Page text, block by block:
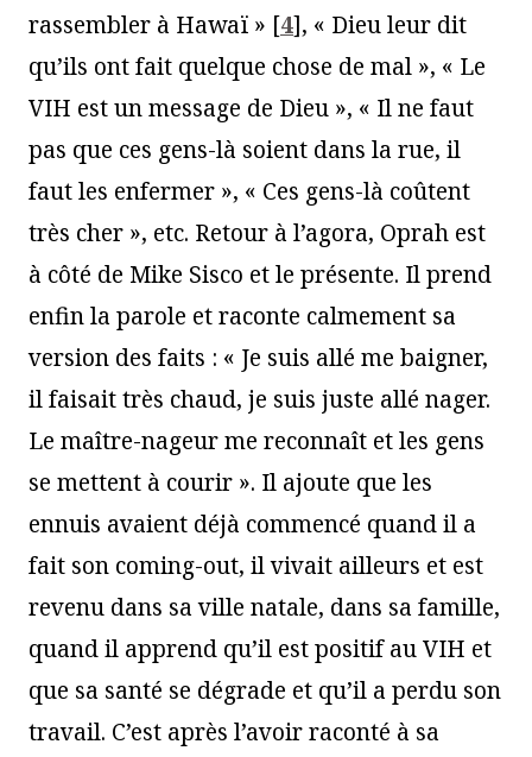
rassembler à Hawaï » [4], « Dieu leur dit
qu’ils ont fait quelque chose de mal », « Le
VIH est un message de Dieu », « Il ne faut
pas que ces gens-là soient dans la rue, il
faut les enfermer », « Ces gens-là coûtent
très cher », etc. Retour à l’agora, Oprah est
à côté de Mike Sisco et le présente. Il prend
enfin la parole et raconte calmement sa
version des faits : « Je suis allé me baigner,
il faisait très chaud, je suis juste allé nager.
Le maître-nageur me reconnaît et les gens
se mettent à courir ». Il ajoute que les
ennuis avaient déjà commencé quand il a
fait son coming-out, il vivait ailleurs et est
revenu dans sa ville natale, dans sa famille,
quand il apprend qu’il est positif au VIH et
que sa santé se dégrade et qu’il a perdu son
travail. C’est après l’avoir raconté à sa